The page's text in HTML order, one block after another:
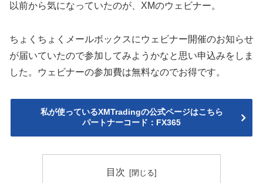
以前から気になっていたのが、XMのウェビナー。
ちょくちょくメールボックスにウェビナー開催のお知らせ
が届いていたので参加してみようかなと思い申込みをしま
した。ウェビナーの参加費は無料なのでお得です。
私が使っているXMTradingの公式ページはこちら
パートナーコード：FX365
目次